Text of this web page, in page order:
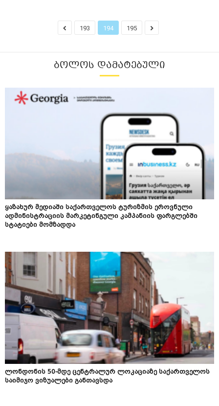
193 194 195
ᲑᲝᲚᲝᲡ ᲓᲐᲛᲐᲢᲔᲑᲣᲚᲘ
ყაზახურ მედიაში საქართველოს ტურიზმის ეროვნული
ადმინისტრაციის მარკეტინგული კამპანიის ფარგლებში
სტატიები მომზადდა
ლონდონის 50-მდე ცენტრალურ ლოკაციაზე საქართველოს
საიმიჯო ვიზუალები განთავსდა